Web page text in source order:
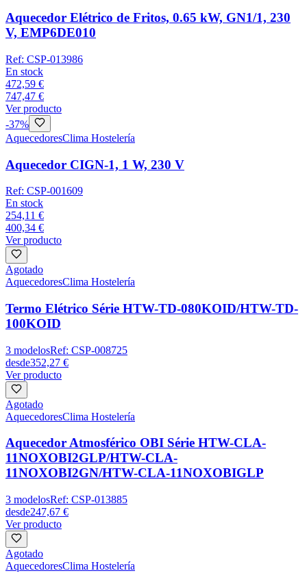
Aquecedor Elétrico de Fritos, 0.65 kW, GN1/1, 230
V, EMP6DE010
Ref: CSP-013986
En stock
472,59 €
747,47 €
Ver producto
-37%
AquecedoresClima Hostelería
Aquecedor CIGN-1, 1 W, 230 V
Ref: CSP-001609
En stock
254,11 €
400,34 €
Ver producto
Agotado
AquecedoresClima Hostelería
Termo Elétrico Série HTW-TD-080KOID/HTW-TD-
100KOID
3 modelosRef: CSP-008725
desde352,27 €
Ver producto
Agotado
AquecedoresClima Hostelería
Aquecedor Atmosférico OBI Série HTW-CLA-
11NOXOBI2GLP/HTW-CLA-
11NOXOBI2GN/HTW-CLA-11NOXOBIGLP
3 modelosRef: CSP-013885
desde247,67 €
Ver producto
Agotado
AquecedoresClima Hostelería